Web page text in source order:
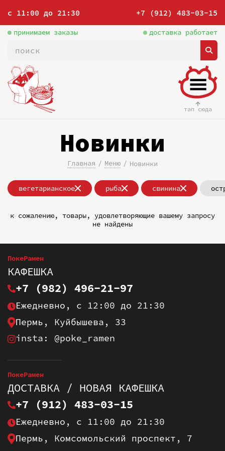
с 11:00 до 21:30 +7 (912) 483-03-15
принимаем заказы доставка работает
тап сюда
Новинки
Главная Меню Новинки
вегетарианское рыба свинина
к сожалению, товары, удовлетворяющие вашему запросу
не найдены
ПокеРамен
КАФЕШКА
+7 (982) 496-21-97
Ежедневно, с 12:00 до 21:30
Пермь, Куйбышева, 33
insta: @poke_ramen
ПокеРамен
ДОСТАВКА / НОВАЯ КАФЕШКА
+7 (912) 483-03-15
Ежедневно, с 11:00 до 21:30
Пермь, Комсомольский проспект, 7